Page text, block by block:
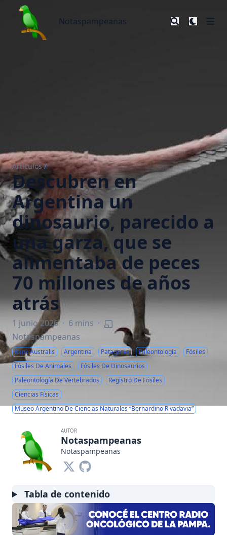
Notaspampeanas
Notaspampeanas
Artículos /
Descubren en
Argentina un
dinosaurio, parecido a
una garza, que se
alimentaba de peces
70 millones de años
atrás
1 junio 2026 · 6 mins ·
Notaspampeanas
Kank Australis Argentina Patagonia Paleontología
Fósiles
Fósiles De Animales
Fósiles De Dinosaurios
Paleontología De Vertebrados
Registro De Fósiles
Ciencias Físicas
Museo Argentino De Ciencias Naturales “Bernardino Rivadavia”
AUTOR
Notaspampeanas
Notaspampeanas
Tabla de contenido